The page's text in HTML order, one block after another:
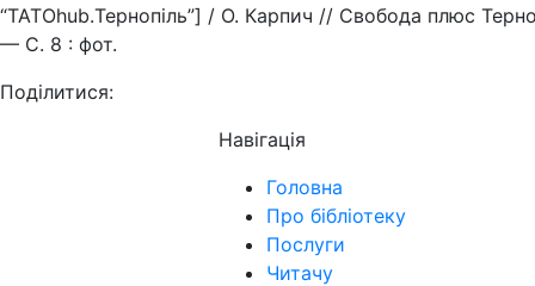
“ТАТОhub.Тернопіль”] / О. Карпич // Свобода плюс
— С. 8 : фот.
Поділитися:
Навігація
Головна
Про бібліотеку
Послуги
Читачу